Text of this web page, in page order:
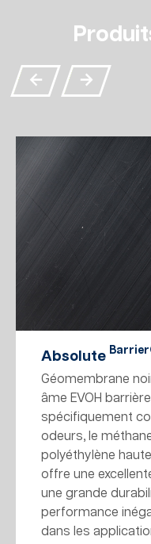
Absolute
Géomembrane
âme EVOH
spécifiquement
odeurs, le
polyéthylène
offre une
une grande
performance
dans les